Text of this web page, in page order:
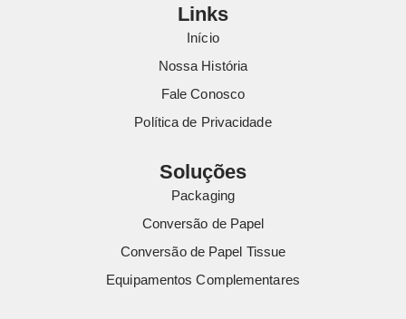
Links
Início
Nossa História
Fale Conosco
Política de Privacidade
Soluções
Packaging
Conversão de Papel
Conversão de Papel Tissue
Equipamentos Complementares